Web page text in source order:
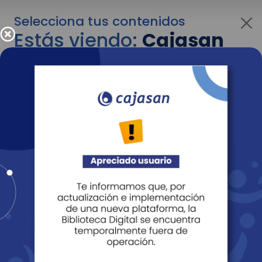
Selecciona tus contenidos
Estás viendo:Cajasan
para personas
Para cambiar al contenido de tu interés más
adelante recuerda utilizar el menú
Entendido